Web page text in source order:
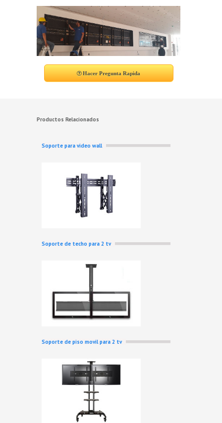
Hacer Pregunta Rapida
Productos Relacionados
Soporte para video wall
Soporte de techo para 2 tv
Soporte de piso movil para 2 tv